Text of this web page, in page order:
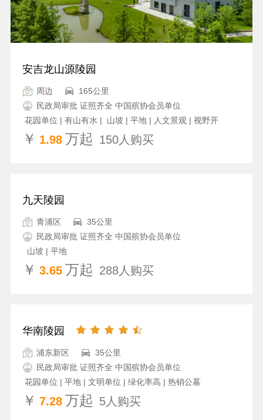
安吉龙山源陵园
周边
165公里
民政局审批 证照齐全 中国殡协会员单位
花园单位 | 有山有水 | 山坡 | 平地 | 人文景观 | 视野开
阔 | 文明单位 | 大型公墓 | 地势高 | 绿化率高 | 热销公墓
￥ 1.98 万起 150人购买
九天陵园
青浦区
35公里
民政局审批 证照齐全 中国殡协会员单位
山坡 | 平地
￥ 3.65 万起 288人购买
华南陵园
浦东新区
35公里
民政局审批 证照齐全 中国殡协会员单位
花园单位 | 平地 | 文明单位 | 绿化率高 | 热销公墓
￥ 7.28 万起 5人购买